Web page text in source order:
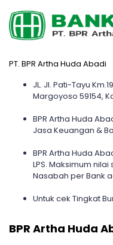
PT. BPR Artha Huda Abadi
JL. Jl. Pati-Tayu
Margoyoso 59154,
BPR Artha Huda
Jasa Keuangan &
BPR Artha Huda
LPS. Maksimum
Nasabah per Bank
Untuk cek Tingkat
BPR Artha Huda